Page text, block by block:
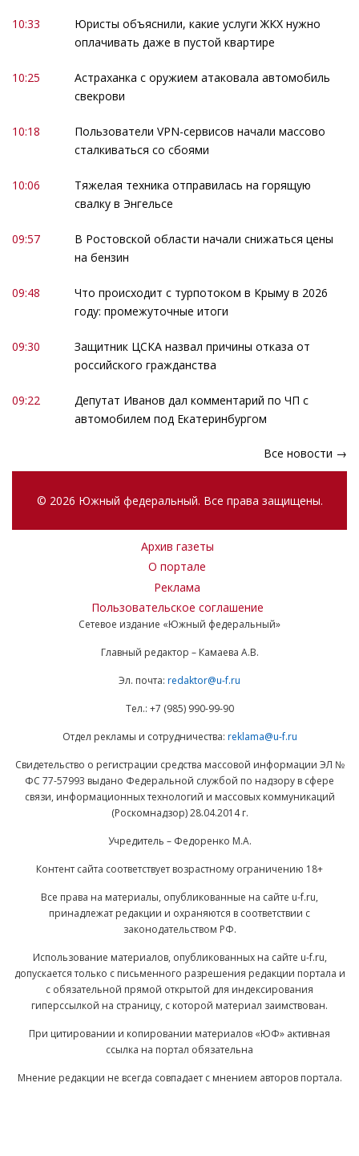
10:33
Юристы объяснили, какие услуги ЖКХ нужно
оплачивать даже в пустой квартире
10:25
Астраханка с оружием атаковала автомобиль
свекрови
10:18
Пользователи VPN-сервисов начали массово
сталкиваться со сбоями
10:06
Тяжелая техника отправилась на горящую
свалку в Энгельсе
09:57
В Ростовской области начали снижаться цены
на бензин
09:48
Что происходит с турпотоком в Крыму в 2026
году: промежуточные итоги
09:30
Защитник ЦСКА назвал причины отказа от
российского гражданства
09:22
Депутат Иванов дал комментарий по ЧП с
автомобилем под Екатеринбургом
Все новости →
© 2026 Южный федеральный. Все права защищены.
Архив газеты
О портале
Реклама
Пользовательское соглашение
Сетевое издание «Южный федеральный»
Главный редактор – Камаева А.В.
Эл. почта: redaktor@u-f.ru
Тел.: +7 (985) 990-99-90
Отдел рекламы и сотрудничества: reklama@u-f.ru
Свидетельство о регистрации средства массовой информации ЭЛ №
ФС 77-57993 выдано Федеральной службой по надзору в сфере
связи, информационных технологий и массовых коммуникаций
(Роскомнадзор) 28.04.2014 г.
Учредитель – Федоренко М.А.
Контент сайта соответствует возрастному ограничению 18+
Все права на материалы, опубликованные на сайте u-f.ru,
принадлежат редакции и охраняются в соответствии с
законодательством РФ.
Использование материалов, опубликованных на сайте u-f.ru,
допускается только с письменного разрешения редакции портала и
с обязательной прямой открытой для индексирования
гиперссылкой на страницу, с которой материал заимствован.
При цитировании и копировании материалов «ЮФ» активная
ссылка на портал обязательна
Мнение редакции не всегда совпадает с мнением авторов портала.